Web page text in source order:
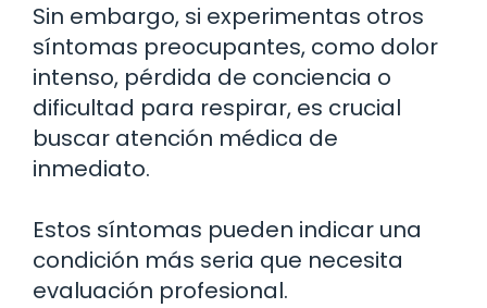
Sin embargo, si experimentas otros
síntomas preocupantes, como dolor
intenso, pérdida de conciencia o
dificultad para respirar, es crucial
buscar atención médica de
inmediato.
Estos síntomas pueden indicar una
condición más seria que necesita
evaluación profesional.